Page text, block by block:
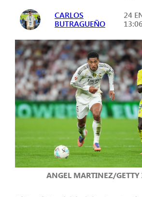
CARLOS
BUTRAGUEÑO
24
ANGEL MARTINEZ/GETTY